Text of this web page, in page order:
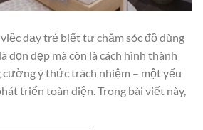
dạy trẻ biết tự chăm sóc đồ dùng
dọn dẹp mà còn là cách hình thành
ý thức trách nhiệm – một yếu
triển toàn diện. Trong bài viết này,